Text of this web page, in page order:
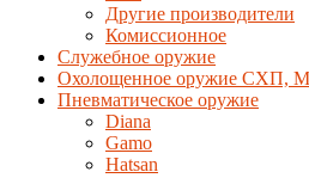
Другие производители
Комиссионное
Служебное оружие
Охолощенное оружие СХП,
Пневматическое оружие
Diana
Gamo
Hatsan